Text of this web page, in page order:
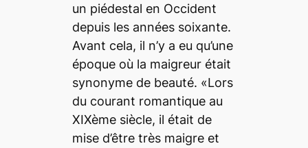
un piédestal en Occident
depuis les années soixante.
Avant cela, il n’y a eu qu’une
époque où la maigreur était
synonyme de beauté. «Lors
du courant romantique au
XIXème siècle, il était de
mise d’être très maigre et